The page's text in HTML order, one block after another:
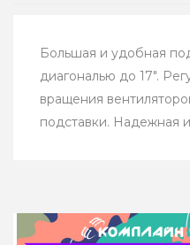
Большая и удобная
диагональю до 17".
вращения
подставки. Надежная